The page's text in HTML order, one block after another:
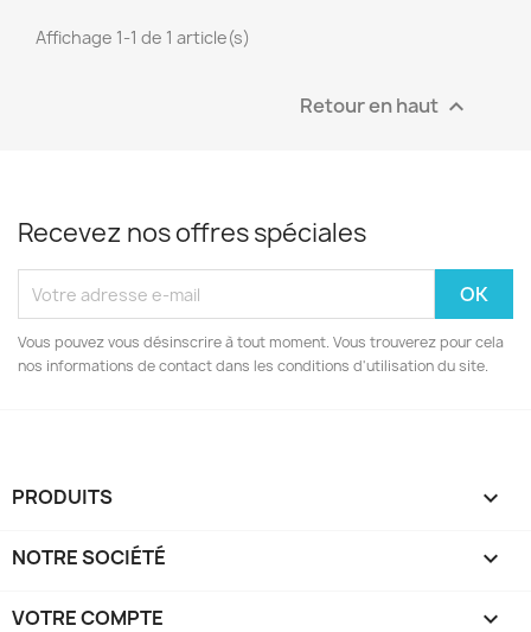
Affichage 1-1 de 1 article(s)
Retour en haut 
Recevez nos offres spéciales
Vous pouvez vous désinscrire à tout moment. Vous trouverez pour cela
nos informations de contact dans les conditions d'utilisation du site.
PRODUITS 
NOTRE SOCIÉTÉ 
VOTRE COMPTE 